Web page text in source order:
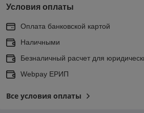
Условия оплаты
Оплата банковской картой
Наличными
Безналичный расчет для
Webpay ЕРИП
Все условия оплаты